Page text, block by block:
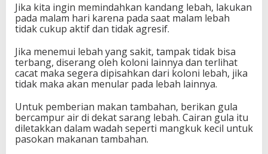
Jika kita ingin memindahkan kandang lebah, lakukan
pada malam hari karena pada saat malam lebah
tidak cukup aktif dan tidak agresif.
Jika menemui lebah yang sakit, tampak tidak bisa
terbang, diserang oleh koloni lainnya dan terlihat
cacat maka segera dipisahkan dari koloni lebah, jika
tidak maka akan menular pada lebah lainnya.
Untuk pemberian makan tambahan, berikan gula
bercampur air di dekat sarang lebah. Cairan gula itu
diletakkan dalam wadah seperti mangkuk kecil untuk
pasokan makanan tambahan.